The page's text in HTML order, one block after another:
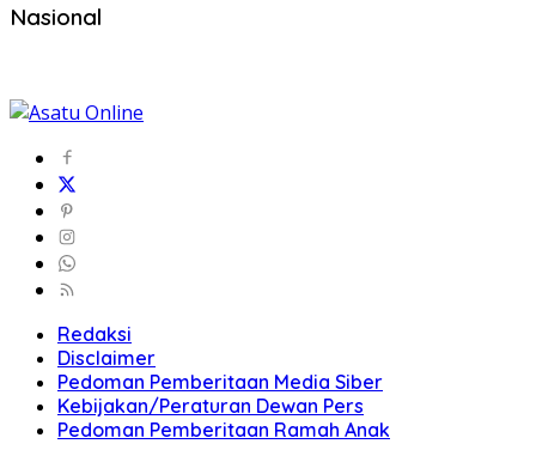
Nasional
Redaksi
Disclaimer
Pedoman Pemberitaan Media Siber
Kebijakan/Peraturan Dewan Pers
Pedoman Pemberitaan Ramah Anak